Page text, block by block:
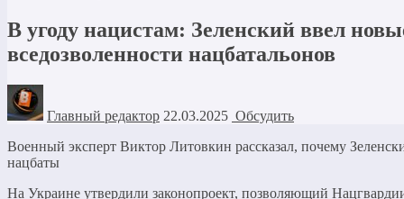
В угоду нацистам: Зеленский ввел
вседозволенности нацбатальонов
Главный редактор 22.03.2025 Обсудить
Военный эксперт Виктор Литовкин рассказал, почему
нацбаты
На Украине утвердили законопроект, позволяющий